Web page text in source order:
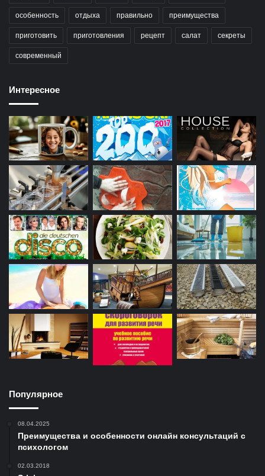
особенность отдыха правильно преимущества
приготовить приготовления рецепт салат секреты
современный
Интересное
Популярное
08.04.2025
Преимущества и особенности онлайн консультаций с
психологом
02.03.2018